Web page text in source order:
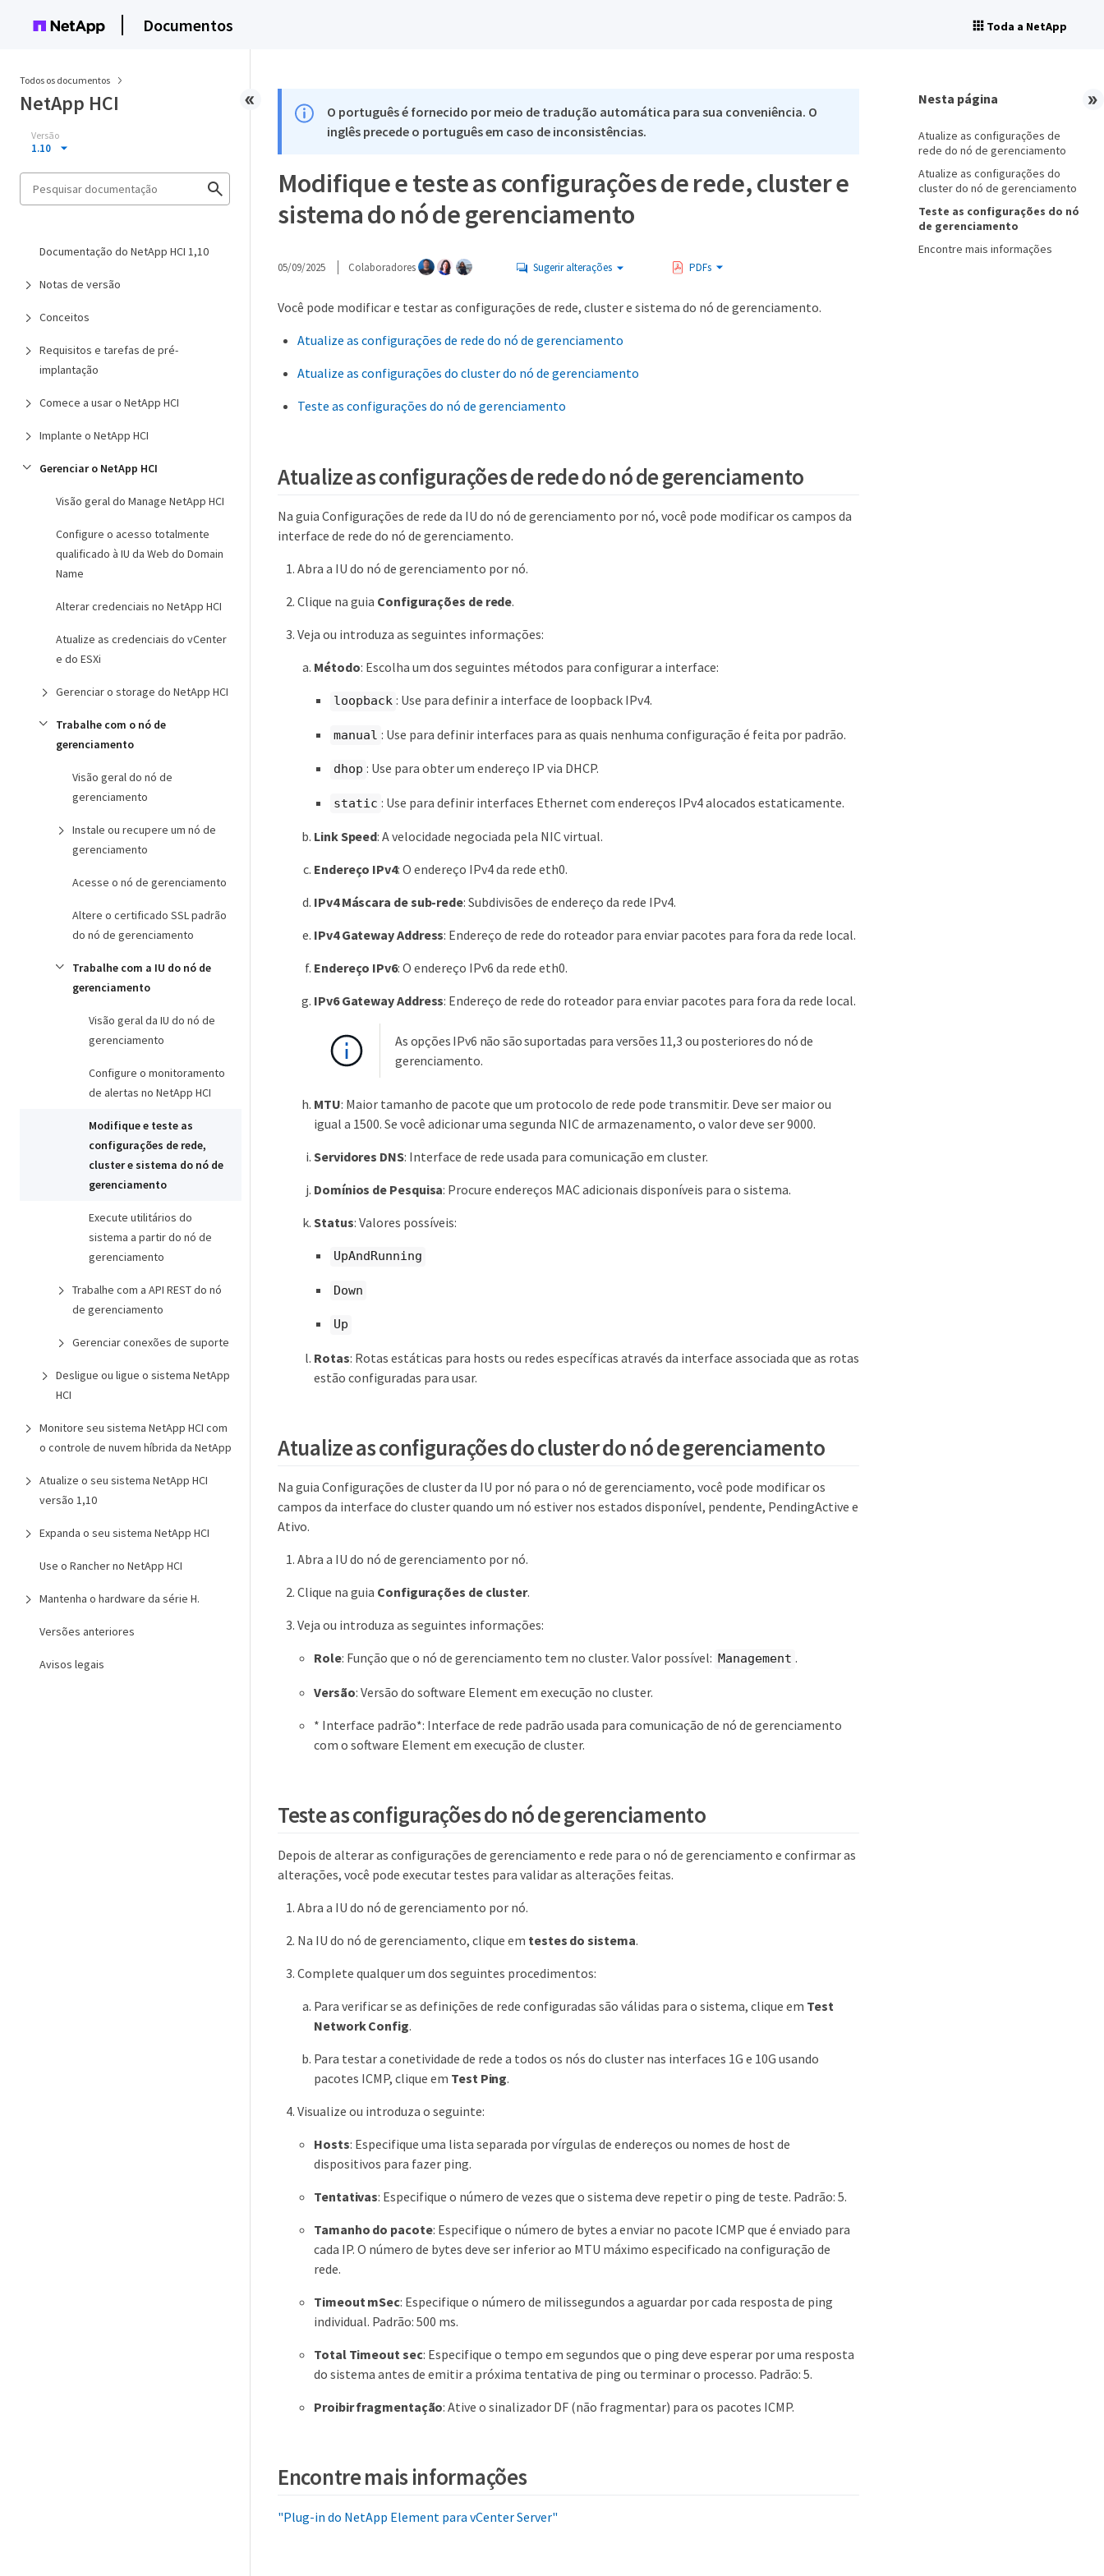
Documentos Toda a NetApp
Todos os documentos
NetApp HCI
Versão
1.10
Documentação do NetApp HCI 1,10
Notas de versão
Conceitos
Requisitos e tarefas de pré-
implantação
Comece a usar o NetApp HCI
Implante o NetApp HCI
Gerenciar o NetApp HCI
Visão geral do Manage NetApp HCI
Configure o acesso totalmente
qualificado à IU da Web do Domain
Name
Alterar credenciais no NetApp HCI
Atualize as credenciais do vCenter
e do ESXi
Gerenciar o storage do NetApp HCI
Trabalhe com o nó de
gerenciamento
Visão geral do nó de
gerenciamento
Instale ou recupere um nó de
gerenciamento
Acesse o nó de gerenciamento
Altere o certificado SSL padrão
do nó de gerenciamento
Trabalhe com a IU do nó de
gerenciamento
Visão geral da IU do nó de
gerenciamento
Configure o monitoramento
de alertas no NetApp HCI
Modifique e teste as
configurações de rede,
cluster e sistema do nó de
gerenciamento
Execute utilitários do
sistema a partir do nó de
gerenciamento
Trabalhe com a API REST do nó
de gerenciamento
Gerenciar conexões de suporte
Desligue ou ligue o sistema NetApp
HCI
Monitore seu sistema NetApp HCI com
o controle de nuvem híbrida da NetApp
Atualize o seu sistema NetApp HCI
versão 1,10
Expanda o seu sistema NetApp HCI
Use o Rancher no NetApp HCI
Mantenha o hardware da série H.
Versões anteriores
Avisos legais
O português é fornecido por meio de tradução automática para sua conveniência. O
inglês precede o português em caso de inconsistências.
Modifique e teste as configurações de rede, cluster e
sistema do nó de gerenciamento
05/09/2025 Colaboradores Sugerir alterações PDFs
Você pode modificar e testar as configurações de rede, cluster e sistema do nó de gerenciamento.
Atualize as configurações de rede do nó de gerenciamento
Atualize as configurações do cluster do nó de gerenciamento
Teste as configurações do nó de gerenciamento
Atualize as configurações de rede do nó de gerenciamento
Na guia Configurações de rede da IU do nó de gerenciamento por nó, você pode modificar os campos da
interface de rede do nó de gerenciamento.
Abra a IU do nó de gerenciamento por nó.
Clique na guia Configurações de rede.
Veja ou introduza as seguintes informações:
Método: Escolha um dos seguintes métodos para configurar a interface:
loopback : Use para definir a interface de loopback IPv4.
manual : Use para definir interfaces para as quais nenhuma configuração é feita por padrão.
dhop : Use para obter um endereço IP via DHCP.
static : Use para definir interfaces Ethernet com endereços IPv4 alocados estaticamente.
Link Speed: A velocidade negociada pela NIC virtual.
Endereço IPv4: O endereço IPv4 da rede eth0.
IPv4 Máscara de sub-rede: Subdivisões de endereço da rede IPv4.
IPv4 Gateway Address: Endereço de rede do roteador para enviar pacotes para fora da rede local.
Endereço IPv6: O endereço IPv6 da rede eth0.
IPv6 Gateway Address: Endereço de rede do roteador para enviar pacotes para fora da rede local.
As opções IPv6 não são suportadas para versões 11,3 ou posteriores do nó de
gerenciamento.
MTU: Maior tamanho de pacote que um protocolo de rede pode transmitir. Deve ser maior ou
igual a 1500. Se você adicionar uma segunda NIC de armazenamento, o valor deve ser 9000.
Servidores DNS: Interface de rede usada para comunicação em cluster.
Domínios de Pesquisa: Procure endereços MAC adicionais disponíveis para o sistema.
Status: Valores possíveis:
UpAndRunning
Down
Up
Rotas: Rotas estáticas para hosts ou redes específicas através da interface associada que as rotas
estão configuradas para usar.
Atualize as configurações do cluster do nó de gerenciamento
Na guia Configurações de cluster da IU por nó para o nó de gerenciamento, você pode modificar os
campos da interface do cluster quando um nó estiver nos estados disponível, pendente, PendingActive e
Ativo.
Abra a IU do nó de gerenciamento por nó.
Clique na guia Configurações de cluster.
Veja ou introduza as seguintes informações:
Role: Função que o nó de gerenciamento tem no cluster. Valor possível: Management .
Versão: Versão do software Element em execução no cluster.
* Interface padrão*: Interface de rede padrão usada para comunicação de nó de gerenciamento
com o software Element em execução de cluster.
Teste as configurações do nó de gerenciamento
Depois de alterar as configurações de gerenciamento e rede para o nó de gerenciamento e confirmar as
alterações, você pode executar testes para validar as alterações feitas.
Abra a IU do nó de gerenciamento por nó.
Na IU do nó de gerenciamento, clique em testes do sistema.
Complete qualquer um dos seguintes procedimentos:
Para verificar se as definições de rede configuradas são válidas para o sistema, clique em Test
Network Config.
Para testar a conetividade de rede a todos os nós do cluster nas interfaces 1G e 10G usando
pacotes ICMP, clique em Test Ping.
Visualize ou introduza o seguinte:
Hosts: Especifique uma lista separada por vírgulas de endereços ou nomes de host de
dispositivos para fazer ping.
Tentativas: Especifique o número de vezes que o sistema deve repetir o ping de teste. Padrão: 5.
Tamanho do pacote: Especifique o número de bytes a enviar no pacote ICMP que é enviado para
cada IP. O número de bytes deve ser inferior ao MTU máximo especificado na configuração de
rede.
Timeout mSec: Especifique o número de milissegundos a aguardar por cada resposta de ping
individual. Padrão: 500 ms.
Total Timeout sec: Especifique o tempo em segundos que o ping deve esperar por uma resposta
do sistema antes de emitir a próxima tentativa de ping ou terminar o processo. Padrão: 5.
Proibir fragmentação: Ative o sinalizador DF (não fragmentar) para os pacotes ICMP.
Encontre mais informações
"Plug-in do NetApp Element para vCenter Server"
Nesta página
Atualize as configurações de
rede do nó de gerenciamento
Atualize as configurações do
cluster do nó de gerenciamento
Teste as configurações do nó
de gerenciamento
Encontre mais informações